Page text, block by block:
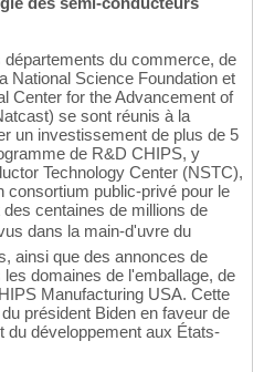
du commerce, de
National Science Foundation et
Center for the Advancement of
se sont réunis à la
un investissement de plus de 5
de R&D CHIPS, y
Technology Center (NSTC),
consortium public-privé pour le
centaines de millions de
dans la main-d'uvre du
ainsi que des annonces de
domaines de l'emballage, de
Manufacturing USA. Cette
président Biden en faveur de
du développement aux États-